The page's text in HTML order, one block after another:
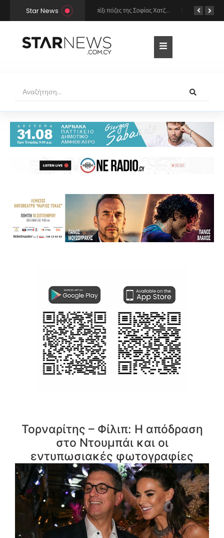
Star News
Τορναρίτης – Φίλιπ: Η απόδραση
στο Ντουμπάι και οι
εντυπωσιακές φωτογραφίες